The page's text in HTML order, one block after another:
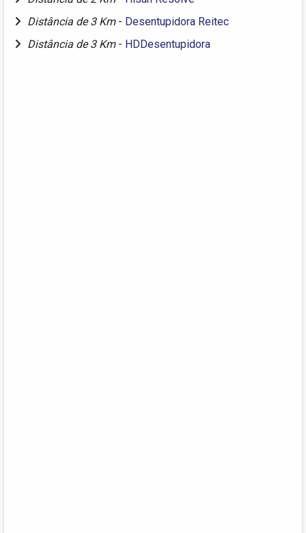
Distância de 3 Km - Desentupidora Reitec
Distância de 3 Km - HDDesentupidora